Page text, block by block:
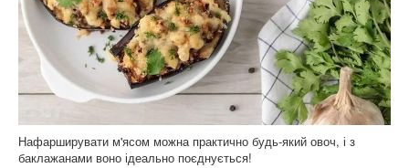
Нафарширувати м'ясом можна практично будь-який овоч, і з
баклажанами воно ідеально поєднується!